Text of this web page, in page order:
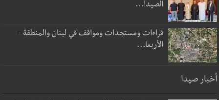
الصيدا...
قراءات ومستجدات ومواقف في لبنان والمنطقة -
الأربعا...
أخبار صيدا